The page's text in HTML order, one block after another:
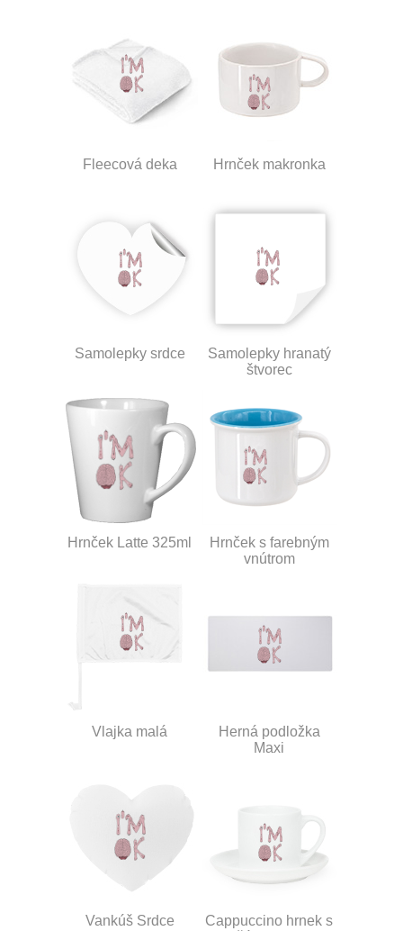
Fleecová deka Hrnček makronka
Samolepky srdce
Samolepky hranatý
štvorec
Hrnček Latte 325ml
Hrnček s farebným
vnútrom
Vlajka malá
Herná podložka
Maxi
Vankúš Srdce
Cappuccino hrnek s